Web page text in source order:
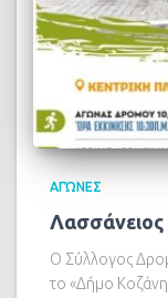
ΑΓΏΝΕΣ
Ο Σύλλογος
το «Δήμο